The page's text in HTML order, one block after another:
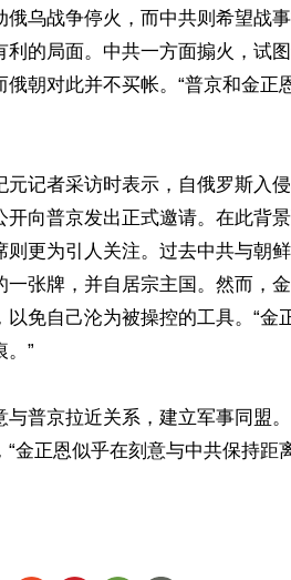
俄乌战争停火，而中共则希望战
的局面。中共一方面搧火，试
朝对此并不买帐。“普京和金正
元记者采访时表示，自俄罗斯入
向普京发出正式邀请。在此背
更为引人关注。过去中共与朝
张牌，并自居宗主国。然而，
免自己沦为被操控的工具。“金
。”
普京拉近关系，建立军事同盟
金正恩似乎在刻意与中共保持距